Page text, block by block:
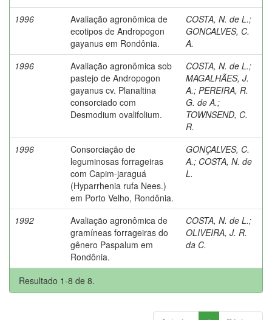
1996
Avaliação agronômica de
ecotipos de Andropogon
gayanus em Rondônia.
COSTA, N. de L.;
GONCALVES, C.
A.
1996
Avaliação agronômica sob
pastejo de Andropogon
gayanus cv. Planaltina
consorciado com
Desmodium ovalifolium.
COSTA, N. de L.;
MAGALHÃES, J.
A.; PEREIRA, R.
G. de A.;
TOWNSEND, C.
R.
1996
Consorciação de
leguminosas forrageiras
com Capim-jaraguá
(Hyparrhenia rufa Nees.)
em Porto Velho, Rondônia.
GONÇALVES, C.
A.; COSTA, N. de
L.
1992
Avaliação agronômica de
gramíneas forrageiras do
gênero Paspalum em
Rondônia.
COSTA, N. de L.;
OLIVEIRA, J. R.
da C.
Resultado 1-8 de 8.